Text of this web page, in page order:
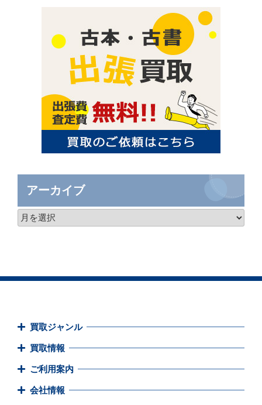
アーカイブ
買取ジャンル
買取情報
ご利用案内
会社情報